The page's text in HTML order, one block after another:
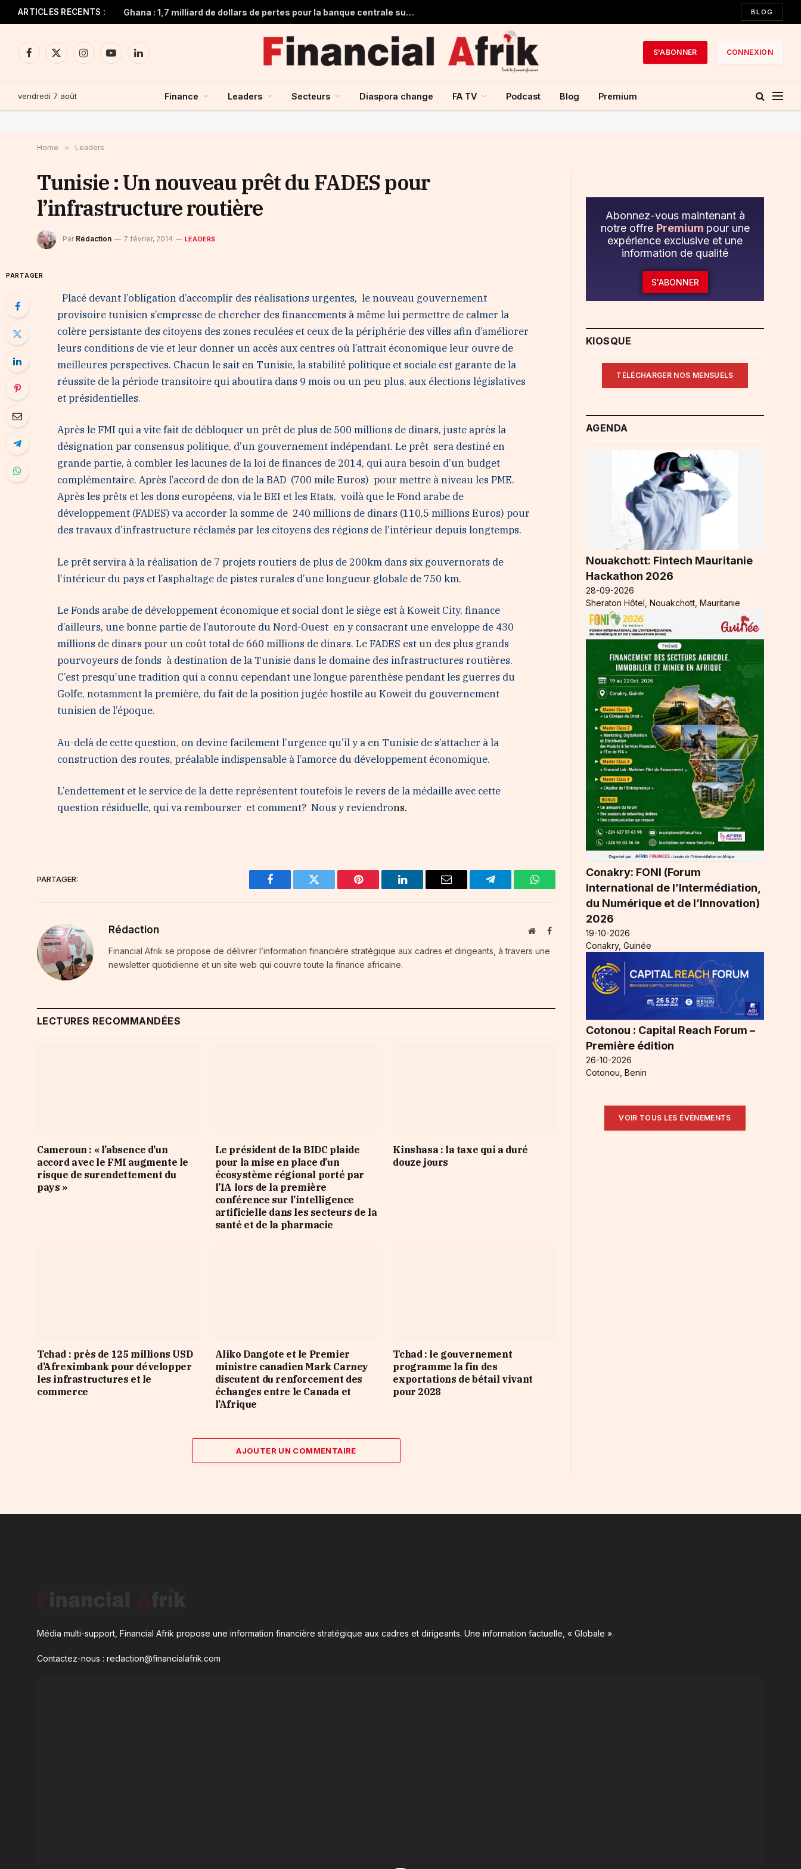
ARTICLES RECENTS : Ghana : 1,7 milliard de dollars de pertes pour la banque centrale sur ses achats d’or en 2025 BLOG
Facebook
X
InstagramYouTubeLinkedIn
S'ABONNER CONNEXION
vendredi 7 août Finance Leaders Secteurs Diaspora change FA TV Podcast Blog Premium
Home » Leaders
Tunisie : Un nouveau prêt du FADES pour
l’infrastructure routière
Par Rédaction 7 février, 2014 LEADERS
PARTAGER
Placé devant l’obligation d’accomplir des réalisations urgentes, le nouveau gouvernement
provisoire tunisien s’empresse de chercher des financements à même lui permettre de calmer la
colère persistante des citoyens des zones reculées et ceux de la périphérie des villes afin d’améliorer
leurs conditions de vie et leur donner un accès aux centres où l’attrait économique leur ouvre de
meilleures perspectives. Chacun le sait en Tunisie, la stabilité politique et sociale est garante de la
réussite de la période transitoire qui aboutira dans 9 mois ou un peu plus, aux élections législatives
et présidentielles.
Après le FMI qui a vite fait de débloquer un prêt de plus de 500 millions de dinars, juste après la
désignation par consensus politique, d’un gouvernement indépendant. Le prêt sera destiné en
grande partie, à combler les lacunes de la loi de finances de 2014, qui aura besoin d’un budget
complémentaire. Après l’accord de don de la BAD (700 mile Euros) pour mettre à niveau les PME.
Après les prêts et les dons européens, via le BEI et les Etats, voilà que le Fond arabe de
développement (FADES) va accorder la somme de 240 millions de dinars (110,5 millions Euros) pour
des travaux d’infrastructure réclamés par les citoyens des régions de l’intérieur depuis longtemps.
Le prêt servira à la réalisation de 7 projets routiers de plus de 200km dans six gouvernorats de
l’intérieur du pays et l’asphaltage de pistes rurales d’une longueur globale de 750 km.
Le Fonds arabe de développement économique et social dont le siège est à Koweit City, finance
d’ailleurs, une bonne partie de l’autoroute du Nord-Ouest en y consacrant une enveloppe de 430
millions de dinars pour un coût total de 660 millions de dinars. Le FADES est un des plus grands
pourvoyeurs de fonds à destination de la Tunisie dans le domaine des infrastructures routières.
C’est presqu’une tradition qui a connu cependant une longue parenthèse pendant les guerres du
Golfe, notamment la première, du fait de la position jugée hostile au Koweit du gouvernement
tunisien de l’époque.
Au-delà de cette question, on devine facilement l’urgence qu’il y a en Tunisie de s’attacher à la
construction des routes, préalable indispensable à l’amorce du développement économique.
L’endettement et le service de la dette représentent toutefois le revers de la médaille avec cette
question résiduelle, qui va rembourser et comment? Nous y reviendrons.
PARTAGER:
Facebook Twitter Pinterest LinkedIn Email Telegram WhatsApp
Rédaction WebsiteFacebook
Financial Afrik se propose de délivrer l’information financière stratégique aux cadres et dirigeants, à travers une
newsletter quotidienne et un site web qui couvre toute la finance africaine.
LECTURES RECOMMANDÉES
Cameroun : « l’absence d’un
accord avec le FMI augmente le
risque de surendettement du
pays »
Le président de la BIDC plaide
pour la mise en place d’un
écosystème régional porté par
l’IA lors de la première
conférence sur l’intelligence
artificielle dans les secteurs de la
santé et de la pharmacie
Kinshasa : la taxe qui a duré
douze jours
Tchad : près de 125 millions USD
d’Afreximbank pour développer
les infrastructures et le
commerce
Aliko Dangote et le Premier
ministre canadien Mark Carney
discutent du renforcement des
échanges entre le Canada et
l’Afrique
Tchad : le gouvernement
programme la fin des
exportations de bétail vivant
pour 2028
AJOUTER UN COMMENTAIRE
Abonnez-vous maintenant à
notre offre Premium pour une
expérience exclusive et une
information de qualité
S'ABONNER
KIOSQUE
TÉLÉCHARGER NOS MENSUELS
AGENDA
Nouakchott: Fintech Mauritanie
Hackathon 2026
28-09-2026
Sheraton Hôtel, Nouakchott, Mauritanie
Conakry: FONI (Forum
International de l’Intermédiation,
du Numérique et de l’Innovation)
2026
19-10-2026
Conakry, Guinée
Cotonou : Capital Reach Forum –
Première édition
26-10-2026
Cotonou, Benin
VOIR TOUS LES ÉVÉNEMENTS
Média multi-support, Financial Afrik propose une information financière stratégique aux cadres et dirigeants. Une information factuelle, « Globale ».
Contactez-nous : redaction@financialafrik.com